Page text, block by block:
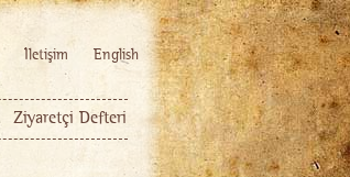
İletişim English
Ziyaretçi Defteri